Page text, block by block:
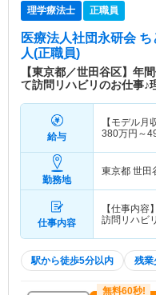
理学療法士 正職員
医療法人社団永研会
人(正職員)
【東京都／世田谷区】年
て訪問リハビリのお仕事♪
給与
【モデル月
380万円～
勤務地
東京都 世田
仕事内容
【仕事内容
訪問リハビ
駅から徒歩5分以内 残業